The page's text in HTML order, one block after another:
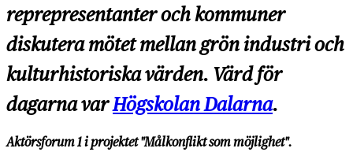
reprepresentanter och kommuner
diskutera mötet mellan grön industri och
kultur­historiska värden. Värd för
dagarna varHögskolan Dalarna.
Aktörsforum 1 i projektet "Målkonflikt som möjlighet".